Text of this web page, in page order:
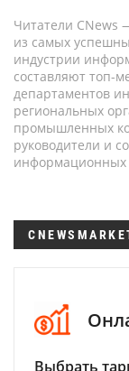
Читатели CNews
из самых
индустрии
составляют топ-
департаментов
региональных
промышленных
руководители и
информационных
Выбрать